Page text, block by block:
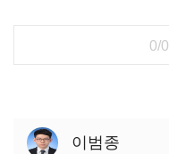
0/0
이범종